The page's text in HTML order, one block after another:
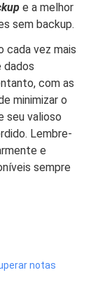
e a melhor
sem backup.
cada vez mais
dados
com as
minimizar o
seu valioso
Lembre-
e
sempre
notas